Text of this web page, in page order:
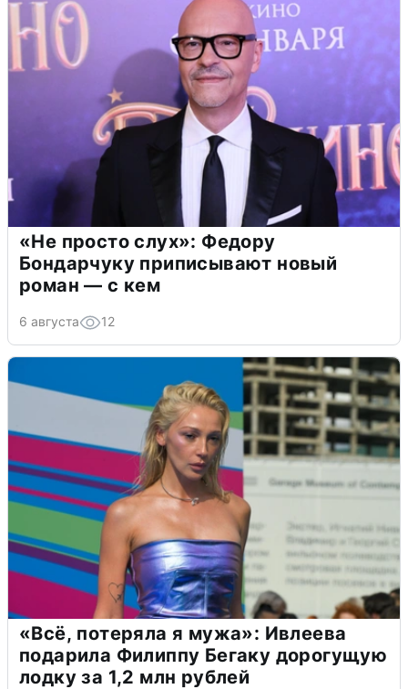
«Не просто слух»: Федору
Бондарчуку приписывают новый
роман — с кем
6 августа 12
«Всё, потеряла я мужа»: Ивлеева
подарила Филиппу Бегаку дорогущую
лодку за 1,2 млн рублей